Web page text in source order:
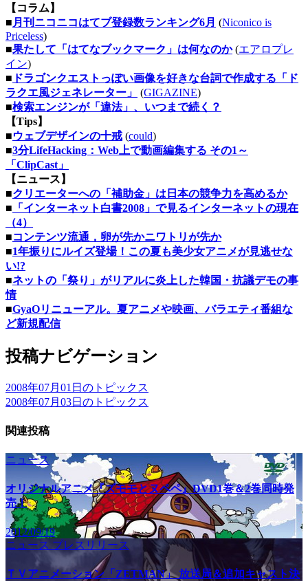
【コラム】
■ 月刊ニコニコはてブ登録数ランキング6月 (Niconico is
Priceless)
■果たして「はてなブックマーク」は何なのか(エアロプレ
イン)
■ ドラゴンクエストっぽい画像を好きな台詞で作成する「ド
ラクエ風ジェネレーター」
(GIGAZINE)
■検索エンジンが「違法」、いつまで続く？
【Tips】
■ウェブデザインの十戒 (could)
■3分LifeHacking：Web上で動画編集する その1～
「ClipCast」
【ニュース】
■クリエーターへの「補助金」は日本の競争力を高めるか
■ 「インターネット白書2008」で見るインターネットの現在
（4）
■コンテンツ流通，卵が先かニワトリが先か
■1年振りにルイズ登場！この夏も美少女アニメが見逃せな
い!?
■ネットの「祭り」がリアルに炎上した韓国・抗議デモの事
情
■GyaOリニューアル。夏アニメや映画、バラエティ番組な
ど新規配信
投稿ナビゲーション
2008年07月01日のトピックス
2008年07月03日のトピックス
関連投稿
ニュース
オリジナルアニメ『ズモモとヌペペ』DVD1巻＆2巻同時発
売！
2012/09/19
ニュース プレスリリース
ＴＶアニメーション「ZETMAN」 放送局＆追加キャスト決